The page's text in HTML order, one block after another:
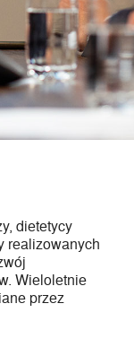
dietetycy
realizowanych
Wieloletnie
przez